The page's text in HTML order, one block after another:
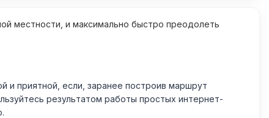
местности, и максимально быстро преодолеть
приятной, если, заранее построив маршрут
результатом работы простых интернет-